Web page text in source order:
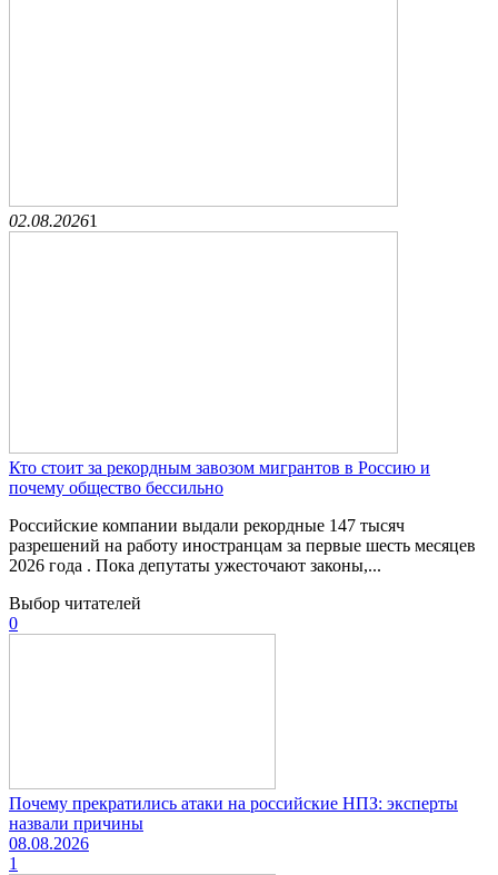
02.08.20261
Кто стоит за рекордным завозом мигрантов в Россию и
почему общество бессильно
Российские компании выдали рекордные 147 тысяч
разрешений на работу иностранцам за первые шесть месяцев
2026 года . Пока депутаты ужесточают законы,...
Выбор читателей
0
Почему прекратились атаки на российские НПЗ: эксперты
назвали причины
08.08.2026
1